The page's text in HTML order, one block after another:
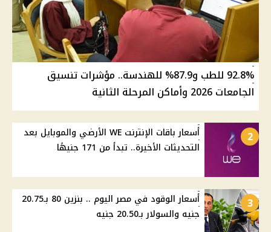
92.8% للطب و87.9% للهندسة.. مؤشرات تنسيق
الجامعات 2026 وأماكن المرحلة الثانية
2
أسعار باقات الإنترنت WE الأرضي والموبايل بعد
التحديثات الأخيرة.. تبدأ من 171 جنيهًا
3
أسعار الوقود في مصر اليوم .. بنزين 80 بـ20.75
جنيه والسولار بـ20.50 جنيه